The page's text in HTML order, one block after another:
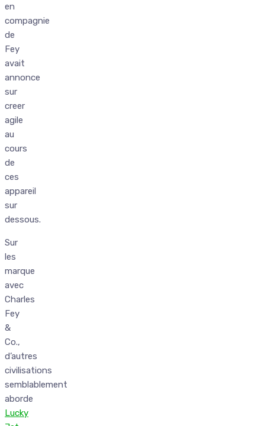
en
compagnie
de
Fey
avait
annonce
sur
creer
agile
au
cours
de
ces
appareil
sur
dessous.
Sur
les
marque
avec
Charles
Fey
&
Co.,
d’autres
civilisations
semblablement
aborde
Lucky